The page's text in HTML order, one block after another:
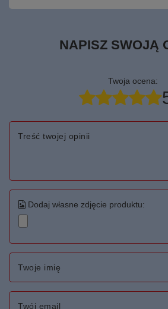
NAPISZ SWOJĄ
Twoja ocena:
Treść twojej opinii
Dodaj własne zdjęcie produktu:
Twoje imię
Twój email